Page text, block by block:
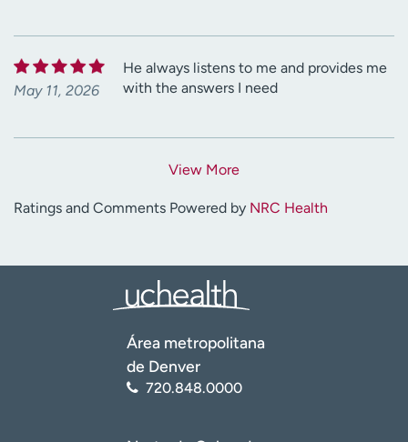
May 11, 2026
He always listens to me and provides me
with the answers I need
View More
Ratings and Comments Powered by NRC Health
Área metropolitana
de Denver
720.848.0000